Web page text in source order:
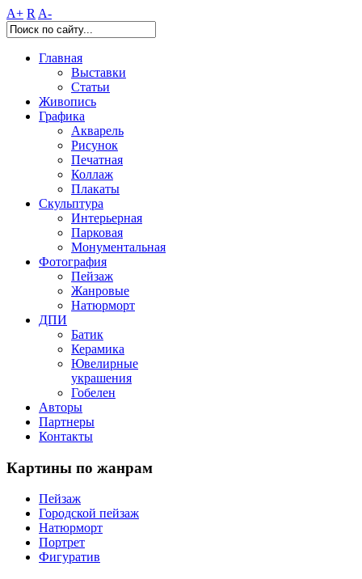
A+ R A-
Главная
Выставки
Статьи
Живопись
Графика
Акварель
Рисунок
Печатная
Коллаж
Плакаты
Скульптура
Интерьерная
Парковая
Монументальная
Фотография
Пейзаж
Жанровые
Натюрморт
ДПИ
Батик
Керамика
Ювелирные
украшения
Гобелен
Авторы
Партнеры
Контакты
Картины по жанрам
Пейзаж
Городской пейзаж
Натюрморт
Портрет
Фигуратив